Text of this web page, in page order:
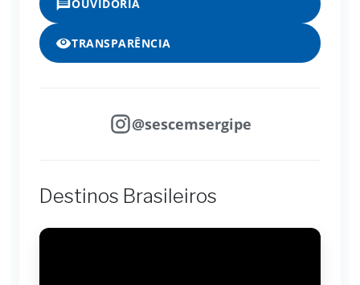
OUVIDORIA
TRANSPARÊNCIA
@sescemsergipe
Destinos Brasileiros